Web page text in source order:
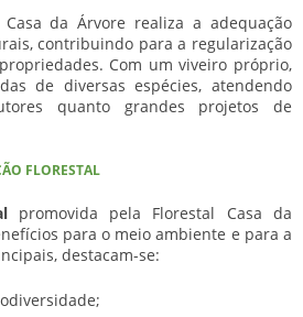
da Árvore realiza a adequação
contribuindo para a regularização
Com um viveiro próprio,
de diversas espécies, atendendo
quanto grandes projetos de
FLORESTAL
promovida pela Florestal Casa da
para o meio ambiente e para a
destacam-se: